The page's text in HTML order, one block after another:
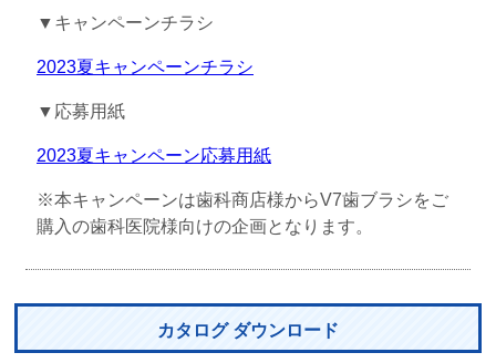
▼キャンペーンチラシ
2023夏キャンペーンチラシ
▼応募用紙
2023夏キャンペーン応募用紙
※本キャンペーンは歯科商店様からV7歯ブラシをご
購入の歯科医院様向けの企画となります。
カタログ ダウンロード